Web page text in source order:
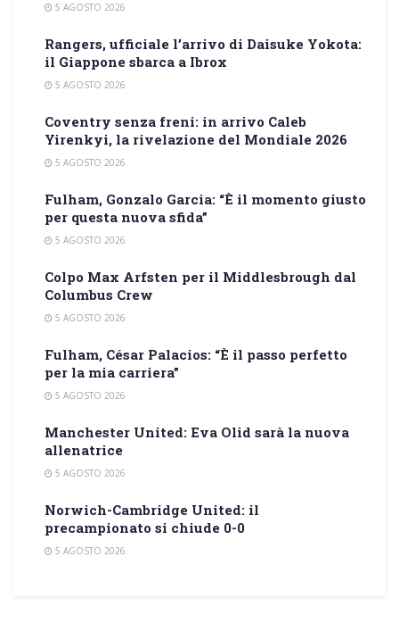
5 AGOSTO 2026
Rangers, ufficiale l’arrivo di Daisuke Yokota:
il Giappone sbarca a Ibrox
5 AGOSTO 2026
Coventry senza freni: in arrivo Caleb
Yirenkyi, la rivelazione del Mondiale 2026
5 AGOSTO 2026
Fulham, Gonzalo Garcia: “È il momento giusto
per questa nuova sfida”
5 AGOSTO 2026
Colpo Max Arfsten per il Middlesbrough dal
Columbus Crew
5 AGOSTO 2026
Fulham, César Palacios: “È il passo perfetto
per la mia carriera”
5 AGOSTO 2026
Manchester United: Eva Olid sarà la nuova
allenatrice
5 AGOSTO 2026
Norwich-Cambridge United: il
precampionato si chiude 0-0
5 AGOSTO 2026